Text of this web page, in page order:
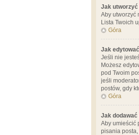
Jak
Aby utworzyć
Lista Twoich
Góra
Jak
Jeśli nie
Możesz
pod Twoim
jeśli
postów, gdy
Góra
Jak
Aby umieścić
pisania